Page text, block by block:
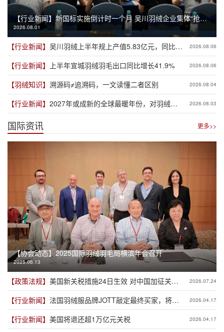
【行业新闻】新国标实施倒计时一个月 吴川羽绒企业集体“抢跑”
新规
2026.08.01
【行业新闻】 吴川羽绒上半年规上产值5.83亿元，同比增
长19.3%
2026.08.06
【行业新闻】 上半年宣城羽绒羽毛出口同比增长41.9% 2026.08.06
【羽绒知识】 溯源码≠追溯码，一文读懂二者区别 2026.08.04
【行业新闻】 2027年或成新的全球最暖年份，对羽绒产
业有何影响？
2026.08.03
国际资讯 更多>>
【协会动态】2025国际羽绒羽毛局横滨年会召开
2025.06.13
【政策法规】 美国新关税措施24日生效 对中国加征关税
税率12.5%
2026.07.24
【行业新闻】 法国羽绒服品牌JOTT敲定最终买家，将保
留70％法国员工
2026.04.17
【行业新闻】 美国将退还超1万亿元关税 2026.04.17